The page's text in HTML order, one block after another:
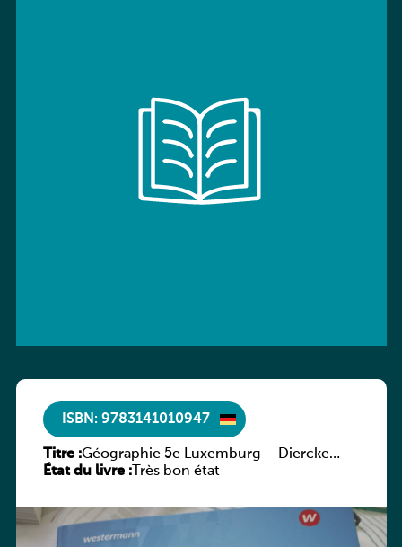
ISBN: 9783141010947
Titre :Géographie 5e Luxemburg – Diercke
Praxis
État du livre :Très bon état